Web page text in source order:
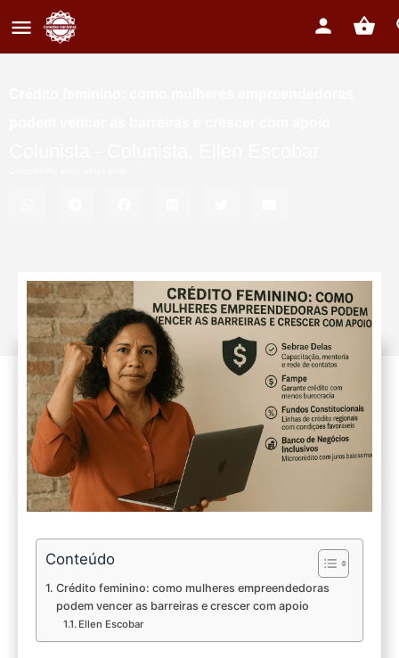
Conteúdo
Crédito feminino: como mulheres empreendedoras
podem vencer as barreiras e crescer com apoio
Ellen Escobar